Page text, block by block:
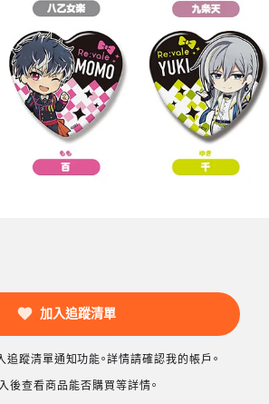
加入追蹤清單
追蹤清單通知功能。詳情請確認我的帳戶。
後查看商品能否購買等詳情。